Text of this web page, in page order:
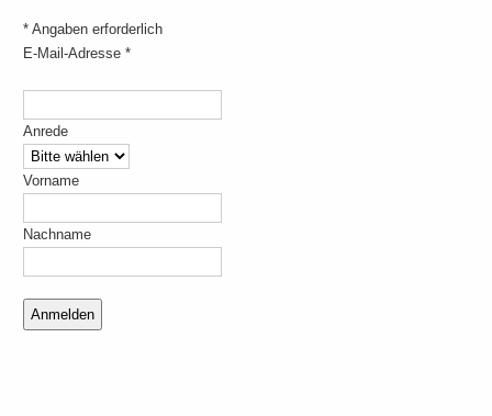
* Angaben erforderlich
E-Mail-Adresse*
Anrede
Vorname
Nachname